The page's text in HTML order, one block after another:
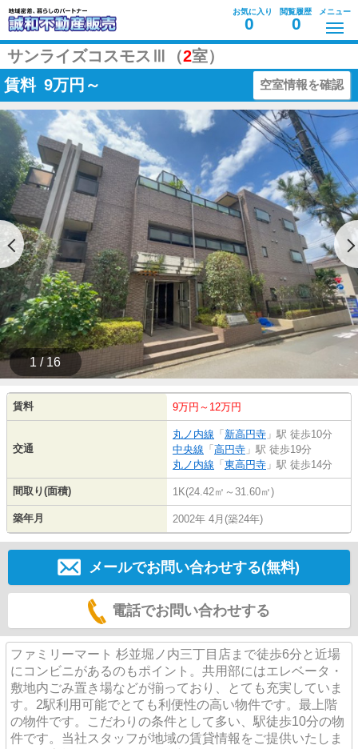
お気に入り
0
閲覧履歴
0
メニュー
サンライズコスモスⅢ（2室）
賃料 9万円～ 空室情報を確認
1 / 16
賃料 9万円～12万円
交通
丸ノ内線 「 新高円寺 」駅 徒歩10分
中央線 「 高円寺 」駅 徒歩19分
丸ノ内線 「 東高円寺 」駅 徒歩14分
間取り(面積) 1K(24.42㎡～31.60㎡)
築年月 2002年 4月(築24年)
メールでお問い合わせする(無料)
電話でお問い合わせする
ファミリーマート 杉並堀ノ内三丁目店まで徒歩6分と近場
にコンビニがあるのもポイント。共用部にはエレベータ・
敷地内ごみ置き場などが揃っており、とても充実していま
す。2駅利用可能でとても利便性の高い物件です。最上階
の物件です。こだわりの条件として多い、駅徒歩10分の物
件です。当社スタッフが地域の賃貸情報をご提供いたしま